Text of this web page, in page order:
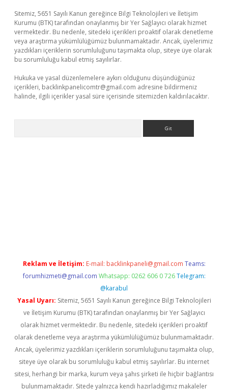
Sitemiz, 5651 Sayılı Kanun gereğince Bilgi Teknolojileri ve İletişim
Kurumu (BTK) tarafından onaylanmış bir Yer Sağlayıcı olarak hizmet
vermektedir. Bu nedenle, sitedeki içerikleri proaktif olarak denetleme
veya araştırma yükümlülüğümüz bulunmamaktadır. Ancak, üyelerimiz
yazdıkları içeriklerin sorumluluğunu taşımakta olup, siteye üye olarak
bu sorumluluğu kabul etmiş sayılırlar.
Hukuka ve yasal düzenlemelere aykırı olduğunu düşündüğünüz
içerikleri, backlinkpanelicomtr@gmail.com adresine bildirmeniz
halinde, ilgili içerikler yasal süre içerisinde sitemizden kaldırılacaktır.
Reklam ve İletişim: E-mail: backlinkpaneli@gmail.com Teams:
forumhizmeti@gmail.com Whatsapp: 0262 606 0 726 Telegram:
@karabul
Yasal Uyarı: Sitemiz, 5651 Sayılı Kanun gereğince Bilgi Teknolojileri
ve İletişim Kurumu (BTK) tarafından onaylanmış bir Yer Sağlayıcı
olarak hizmet vermektedir. Bu nedenle, sitedeki içerikleri proaktif
olarak denetleme veya araştırma yükümlülüğümüz bulunmamaktadır.
Ancak, üyelerimiz yazdıkları içeriklerin sorumluluğunu taşımakta olup,
siteye üye olarak bu sorumluluğu kabul etmiş sayılırlar. Bu internet
sitesi, herhangi bir marka, kurum veya şahıs şirketi ile hiçbir bağlantısı
bulunmamaktadır. Sitede yalnızca kendi hazırladığımız makaleler